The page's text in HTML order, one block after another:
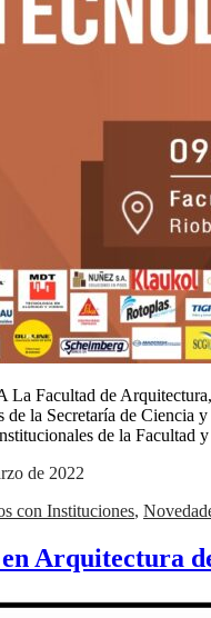
Facultad de
de la Secretaría de Ciencia
de la Facultad
de 2022
con Instituciones,
Arquitectura